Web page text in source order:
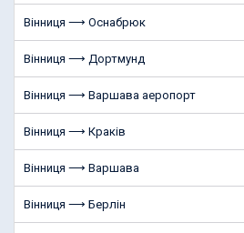
Вінниця ⟶ Оснабрюк
Вінниця ⟶ Дортмунд
Вінниця ⟶ Варшава аеропорт
Вінниця ⟶ Краків
Вінниця ⟶ Варшава
Вінниця ⟶ Берлін